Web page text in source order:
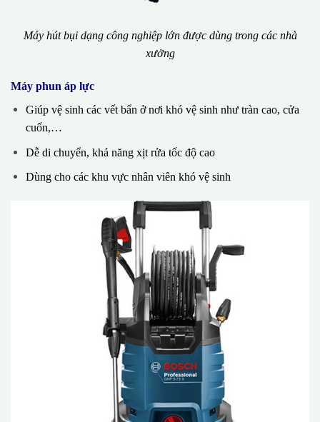
Máy hút bụi dạng công nghiệp lớn được dùng trong các nhà
xưởng
Máy phun áp lực
Giúp vệ sinh các vết bẩn ở nơi khó vệ sinh như tràn cao, cửa
cuốn,…
Dễ di chuyển, khả năng xịt rửa tốc độ cao
Dùng cho các khu vực nhân viên khó vệ sinh